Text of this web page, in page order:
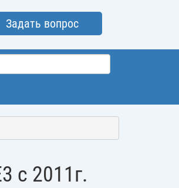
Задать вопрос
c 2011г.